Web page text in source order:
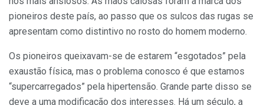
pioneiros deste país, ao passo que os sulcos das rugas se
apresentam como distintivo no rosto do homem moderno.
Os pioneiros queixavam-se de estarem “esgotados” pela
exaustão física, mas o problema conosco é que estamos
“supercarregados” pela hipertensão. Grande parte disso se
deve a uma modificação dos interesses. Há um século, a